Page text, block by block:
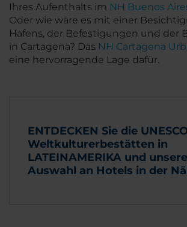
Ihres Aufenthalts im NH Buenos
Oder wie wäre es mit einer
Hafens, der Befestigungen und der
in Cartagena? Das NH Cartagena
eine hervorragende Lage dafür.
ENTDECKEN Sie die
Weltkulturerbestätten in
LATEINAMERIKA und unsere
Auswahl an Hotels in der